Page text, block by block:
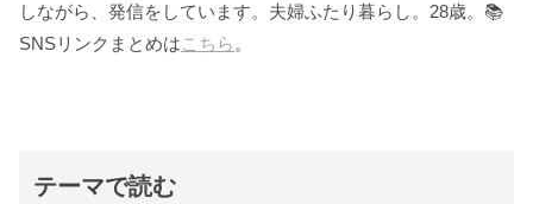
しながら、発信をしています。夫婦ふたり暮らし。28歳。📚
SNSリンクまとめはこちら 。
テーマで読む